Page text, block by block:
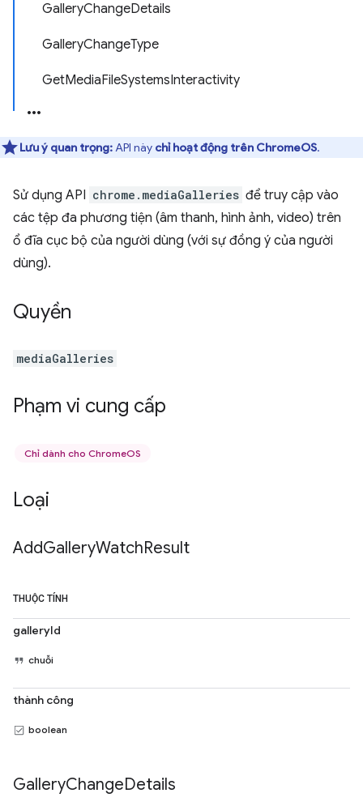
GalleryChangeDetails
GalleryChangeType
GetMediaFileSystemsInteractivity
Lưu ý quan trọng:API này chỉ hoạt động trên ChromeOS.
Sử dụng API chrome.mediaGalleries để truy cập vào
các tệp đa phương tiện (âm thanh, hình ảnh, video) trên
ổ đĩa cục bộ của người dùng (với sự đồng ý của người
dùng).
Quyền
mediaGalleries
Phạm vi cung cấp
Chỉ dành cho ChromeOS
Loại
AddGalleryWatchResult
THUỘC TÍNH
galleryId
chuỗi
thành công
boolean
GalleryChangeDetails